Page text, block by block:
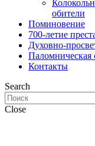
обители
Поминовение
700-летие
Духовно-
Паломническая
Контакты
Search
Close